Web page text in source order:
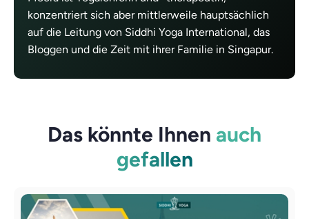
konzentriert sich aber mittlerweile hauptsächlich
auf die Leitung von Siddhi Yoga International, das
Bloggen und die Zeit mit ihrer Familie in Singapur.
Das könnte Ihnen auch
gefallen